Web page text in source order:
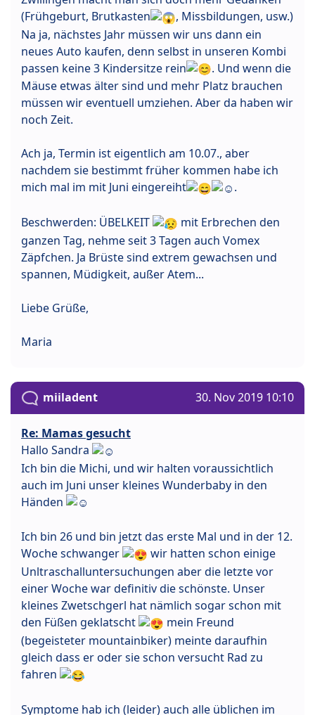
(Frühgeburt, Brutkasten
, Missbildungen, usw.)
Na ja, nächstes Jahr müssen wir uns dann ein
neues Auto kaufen, denn selbst in unseren Kombi
passen keine 3 Kindersitze rein
. Und wenn die
Mäuse etwas älter sind und mehr Platz brauchen
müssen wir eventuell umziehen. Aber da haben wir
noch Zeit.
Ach ja, Termin ist eigentlich am 10.07., aber
nachdem sie bestimmt früher kommen habe ich
mich mal im mit Juni eingereiht
.
Beschwerden: ÜBELKEIT
mit Erbrechen den
ganzen Tag, nehme seit 3 Tagen auch Vomex
Zäpfchen. Ja Brüste sind extrem gewachsen und
spannen, Müdigkeit, außer Atem...
Liebe Grüße,
Maria
miiladent 30. Nov 2019 10:10
Re: Mamas gesucht
Hallo Sandra
Ich bin die Michi, und wir halten voraussichtlich
auch im Juni unser kleines Wunderbaby in den
Händen
Ich bin 26 und bin jetzt das erste Mal und in der 12.
Woche schwanger
wir hatten schon einige
Unltraschalluntersuchungen aber die letzte vor
einer Woche war definitiv die schönste. Unser
kleines Zwetschgerl hat nämlich sogar schon mit
den Füßen geklatscht
mein Freund
(begeisteter mountainbiker) meinte daraufhin
gleich dass er oder sie schon versucht Rad zu
fahren
Symptome hab ich (leider) auch alle üblichen im